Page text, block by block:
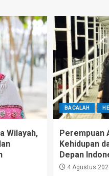
Wilayah,
BACALAH
Perempuan
Kehidupan
Depan
4 Agustus